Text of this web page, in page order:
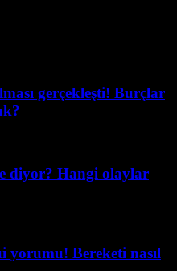
gerçekleşti! Burçlar
diyor? Hangi olaylar
yorumu! Bereketi nasıl